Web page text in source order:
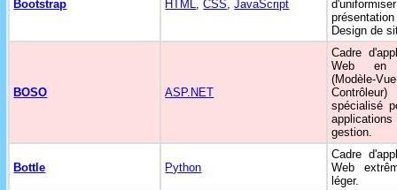
Bootstrap HTML,CSS,JavaScript
Design de
BOSO ASP.NET
Cadre
Web
(Modèle-
Contrôleur)
spécialisé
gestion.
Bottle Python
Cadre
Web
léger.